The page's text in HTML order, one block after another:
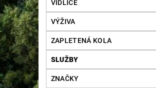
VIDLICE
VÝŽIVA
ZAPLETENÁ KOLA
SLUŽBY
ZNAČKY